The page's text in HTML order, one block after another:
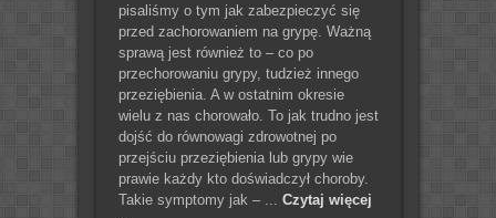
pisaliśmy o tym jak zabezpieczyć się
przed zachorowaniem na grypę. Ważną
sprawą jest również to – co po
przechorowaniu grypy, tudzież innego
przeziębienia. A w ostatnim okresie
wielu z nas chorowało. To jak trudno jest
dojść do równowagi zdrowotnej po
przejściu przeziębienia lub grypy wie
prawie każdy kto doświadczył choroby.
Takie symptomy jak – ... Czytaj więcej